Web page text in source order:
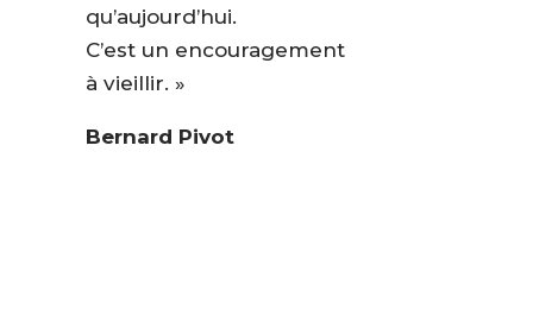
qu’aujourd’hui.
C’est un encouragement
à vieillir. »
Bernard Pivot